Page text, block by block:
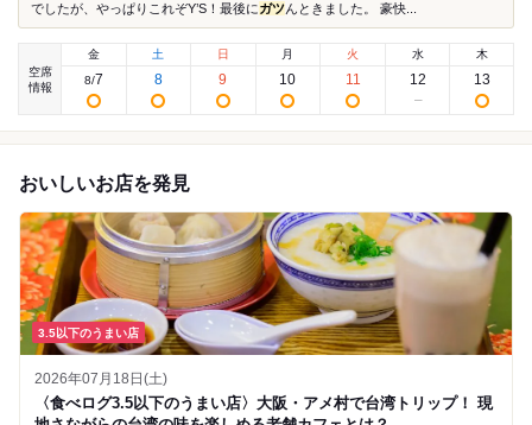
でしたが、やっぱりこれぞY’S！最後にガツんときました。 豪快...
空席
情報
金
8/7
土
8
日
9
月
10
火
11
水
12
木
13
おいしいお店を発見
3.5以下のうまい店
2026年07月18日(土)
〈食べログ3.5以下のうまい店〉大阪・アメ村で台湾トリップ！ 現